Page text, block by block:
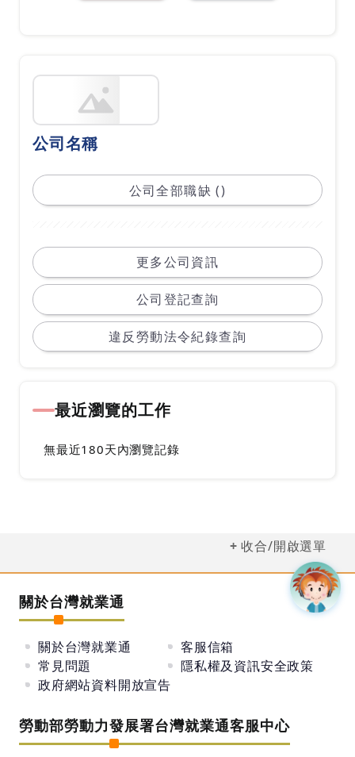
公司名稱
公司全部職缺 ()
更多公司資訊
公司登記查詢
違反勞動法令紀錄查詢
最近瀏覽的工作
無最近180天內瀏覽記錄
收合/開啟選單
關於台灣就業通
關於台灣就業通
客服信箱
常見問題
隱私權及資訊安全政策
政府網站資料開放宣告
勞動部勞動力發展署台灣就業通客服中心